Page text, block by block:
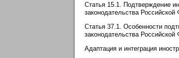
Статья 15.1. Подтверждение
законодательства
Статья 37.1. Особенности
законодательства
Адаптация и интеграция